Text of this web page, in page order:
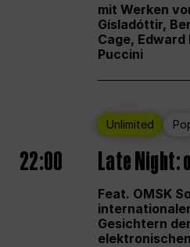
mit Werken
Gísladóttir,
Cage, Edward
Puccini
Unlimited
22:00 Late Night:
Feat. OMSK
Gesichtern